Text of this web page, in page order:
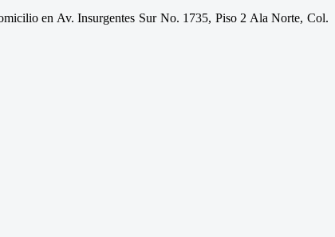
en Av. Insurgentes Sur No. 1735, Piso 2 Ala Norte, Col.